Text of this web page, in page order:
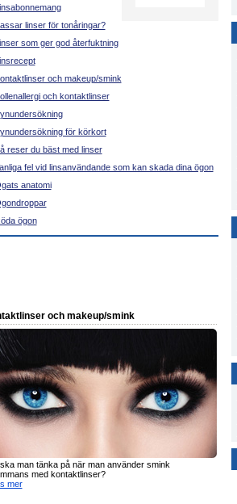
linser för tonåringar?
som ger god återfuktning
och makeup/smink
och kontaktlinser
för körkort
reser du bäst med linser
fel vid linsanvändande som kan skada dina ögon
anatomi
ögon
och makeup/smink
man tänka på när man använder smink
med kontaktlinser?
mer